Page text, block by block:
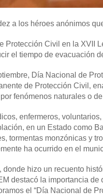
a los héroes anónimos
Protección Civil en la XVII
el tiempo de evacuación
Día Nacional de
de Protección Civil,
fenómenos naturales o
enfermeros,
en un Estado como
tormentas monzónicas y
ha ocurrido en el
hizo un recuento
destacó la importancia
el “Día Nacional de